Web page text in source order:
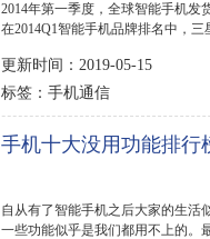
2014年第一季度，全球智能手机发
在2014Q1智能手机品牌排名中，
更新时间：2019-05-15
标签： 手机通信
手机十大没用功能排行
自从有了智能手机之后大家的生活
一些功能似乎是我们都用不上的。